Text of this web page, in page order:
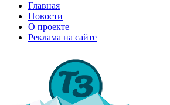
Главная
Новости
О проекте
Реклама на сайте